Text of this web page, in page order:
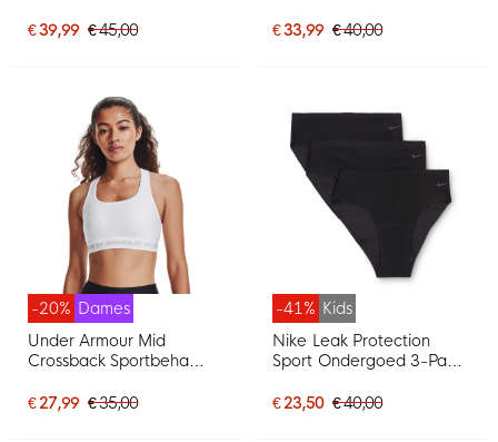
€ 39,99 € 45,00
€ 33,99 € 40,00
-20% Dames
Under Armour Mid
Crossback Sportbeha
€ 27,99 € 35,00
-41% Kids
Nike Leak Protection
Sport Ondergoed 3-Pack
€ 23,50 € 40,00